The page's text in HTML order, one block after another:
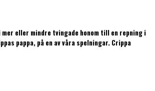
eller mindre tvingade honom till en repning i
pappa, på en av våra spelningar. Crippa